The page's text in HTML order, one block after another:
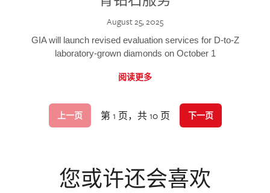
August 25, 2025
GIA will launch revised evaluation services for D-to-Z
laboratory-grown diamonds on October 1
阅读更多
上一页 第 1 页，共 10 页 下一页
您或许还会喜欢